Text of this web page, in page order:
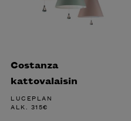
Costanza
kattovalaisin
LUCEPLAN
ALK. 315€